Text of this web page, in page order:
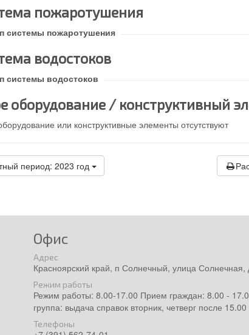
пожаротушения
системы пожаротушения
водостоков
системы водостоков
оборудование / конструктивный
или конструктивные элементы отсутствуют
период: 2023 год
Офис
Адрес
Красноярский край, п Солнечный, улица Солнечная,
Режим работы
Режим работы: 8.00-17.00 Прием граждан: 8.00 -
группа: выдача справок вторник, четверг после 15.00
Телефоны